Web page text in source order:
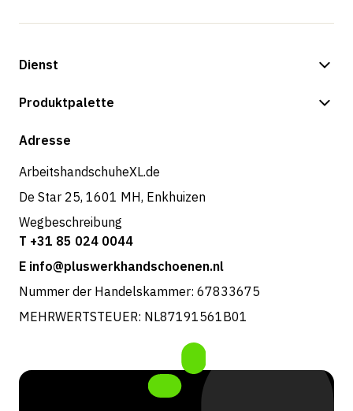
Dienst
Zahlungsmöglichkeiten
Produktpalette
Shop
Adresse
ArbeitshandschuheXL.de
De Star 25, 1601 MH, Enkhuizen
Wegbeschreibung
T +31 85 024 0044
E info@pluswerkhandschoenen.nl
Nummer der Handelskammer: 67833675
MEHRWERTSTEUER: NL87191561B01